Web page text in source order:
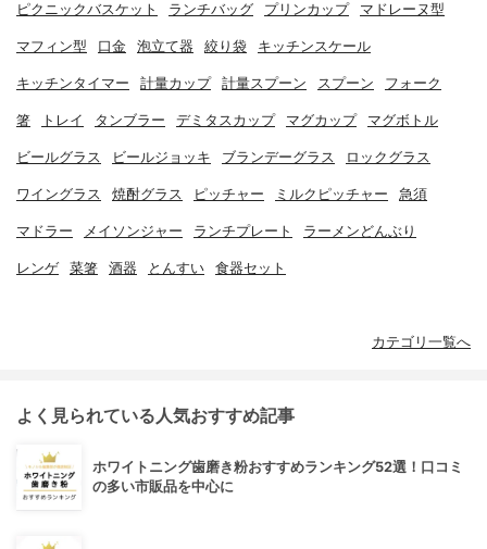
ピクニックバスケット ランチバッグ プリンカップ マドレーヌ型
マフィン型 口金 泡立て器 絞り袋 キッチンスケール
キッチンタイマー 計量カップ 計量スプーン スプーン フォーク
箸 トレイ タンブラー デミタスカップ マグカップ マグボトル
ビールグラス ビールジョッキ ブランデーグラス ロックグラス
ワイングラス 焼酎グラス ピッチャー ミルクピッチャー 急須
マドラー メイソンジャー ランチプレート ラーメンどんぶり
レンゲ 菜箸 酒器 とんすい 食器セット
カテゴリ一覧へ
よく見られている人気おすすめ記事
ホワイトニング歯磨き粉おすすめランキング52選！口コミ
の多い市販品を中心に